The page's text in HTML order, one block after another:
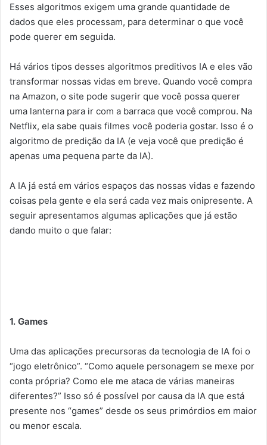
Esses algoritmos exigem uma grande quantidade de
dados que eles processam, para determinar o que você
pode querer em seguida.
Há vários tipos desses algoritmos preditivos IA e eles vão
transformar nossas vidas em breve. Quando você compra
na Amazon, o site pode sugerir que você possa querer
uma lanterna para ir com a barraca que você comprou. Na
Netflix, ela sabe quais filmes você poderia gostar. Isso é o
algoritmo de predição da IA (e veja você que predição é
apenas uma pequena parte da IA).
A IA já está em vários espaços das nossas vidas e fazendo
coisas pela gente e ela será cada vez mais onipresente. A
seguir apresentamos algumas aplicações que já estão
dando muito o que falar:
1. Games
Uma das aplicações precursoras da tecnologia de IA foi o
“jogo eletrônico”. “Como aquele personagem se mexe por
conta própria? Como ele me ataca de várias maneiras
diferentes?” Isso só é possível por causa da IA que está
presente nos “games” desde os seus primórdios em maior
ou menor escala.